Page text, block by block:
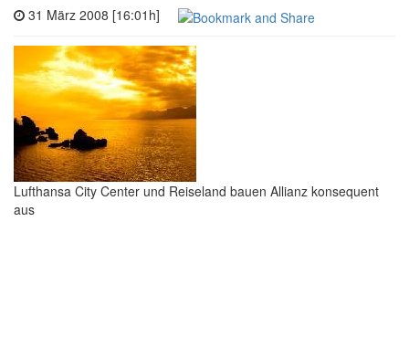
31 März 2008 [16:01h]
Lufthansa City Center und Reiseland bauen Allianz konsequent
aus